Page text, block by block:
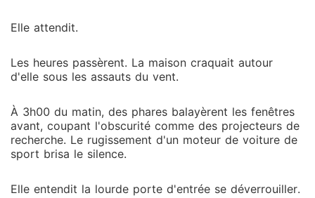
Elle attendit.
Les heures passèrent. La maison craquait autour
d'elle sous les assauts du vent.
À 3h00 du matin, des phares balayèrent les fenêtres
avant, coupant l'obscurité comme des projecteurs de
recherche. Le rugissement d'un moteur de voiture de
sport brisa le silence.
Elle entendit la lourde porte d'entrée se déverrouiller.